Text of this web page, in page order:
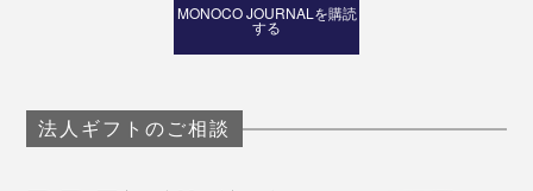
MONOCO JOURNALを購読
する
法人ギフトのご相談